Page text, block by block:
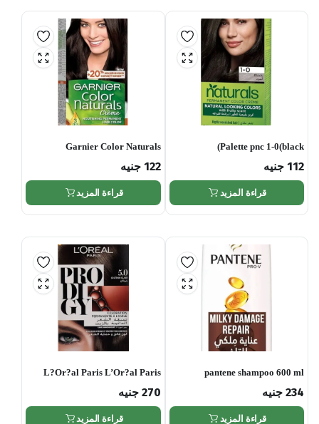
Palette pnc 1-0(black)
112 جنيه
قراءة المزيد
Garnier Color Naturals
3 Dark Brown
122 جنيه
قراءة المزيد
pantene shampoo 600 ml
234 جنيه
قراءة المزيد
L?Or?al Paris L’Or?al Paris
270 جنيه
قراءة المزيد